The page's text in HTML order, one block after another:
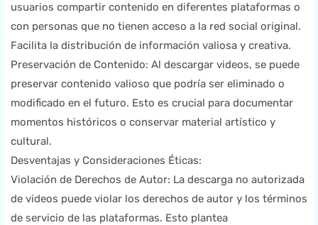
usuarios compartir contenido en diferentes plataformas o
con personas que no tienen acceso a la red social original.
Facilita la distribución de información valiosa y creativa.
Preservación de Contenido: Al descargar videos, se puede
preservar contenido valioso que podría ser eliminado o
modificado en el futuro. Esto es crucial para documentar
momentos históricos o conservar material artístico y
cultural.
Desventajas y Consideraciones Éticas:
Violación de Derechos de Autor: La descarga no autorizada
de videos puede violar los derechos de autor y los términos
de servicio de las plataformas. Esto plantea